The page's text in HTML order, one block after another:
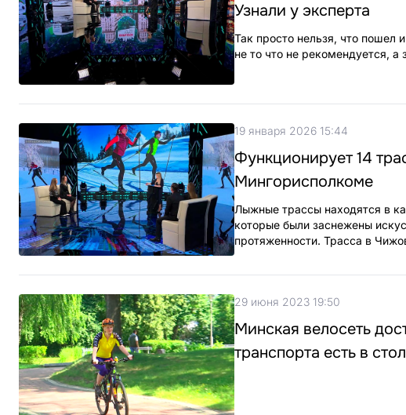
Узнали у эксперта
Так просто нельзя, что пошел
не то что не рекомендуется, а
19 января 2026 15:44
Функционирует 14
Мингорисполкоме
Лыжные трассы находятся в
которые были заснежены
протяженности. Трасса в
29 июня 2023 19:50
Минская велосеть
транспорта есть в